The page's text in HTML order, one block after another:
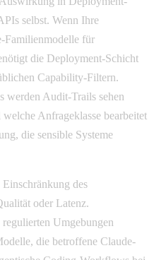
selbst. Wenn Ihre
Familienmodelle für
die Deployment-Schicht
Capability-Filtern.
werden Audit-Trails sehen
Anfrageklasse bearbeitet
die sensible Systeme
des
oder Latenz.
Umgebungen
die betroffene Claude-